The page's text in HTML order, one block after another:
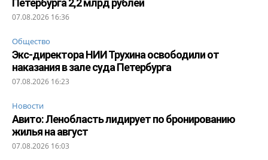
07.08.2026 16:36
Общество
Экс-директора НИИ Трухина освободили от
наказания в зале суда Петербурга
07.08.2026 16:23
Новости
Авито: Ленобласть лидирует по бронированию
жилья на август
07.08.2026 16:03